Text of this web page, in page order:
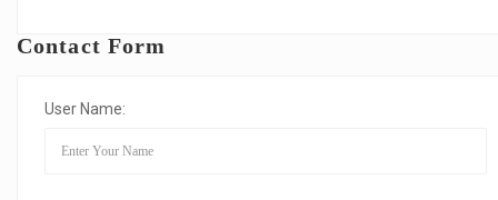
Contact Form
User Name: